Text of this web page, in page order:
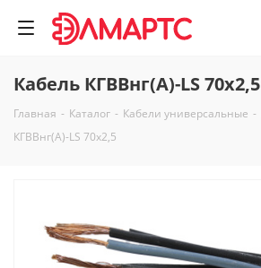
Кабель КГВВнг(А)-LS 70х2,5
Главная - Каталог - Кабели универсальные -
КГВВнг(А)-LS 70х2,5